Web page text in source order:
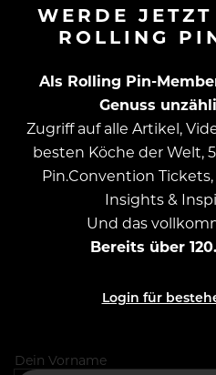
WERDE
ROLLING
Als Rolling Pin-
Genuss
Zugriff auf alle Artikel,
besten Köche der Welt,
Pin.Convention
Insights &
Und das
Bereits über
Login für
Dein Vorname